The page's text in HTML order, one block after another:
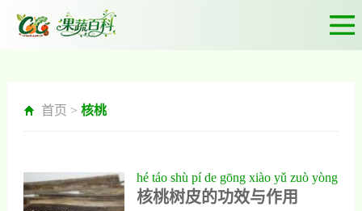
首页 > 核桃
hé táo shù pí de gōng xiào yǔ zuò yòng
核桃树皮的功效与作用